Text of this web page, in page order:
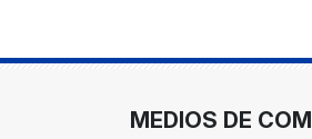
MEDIOS DE